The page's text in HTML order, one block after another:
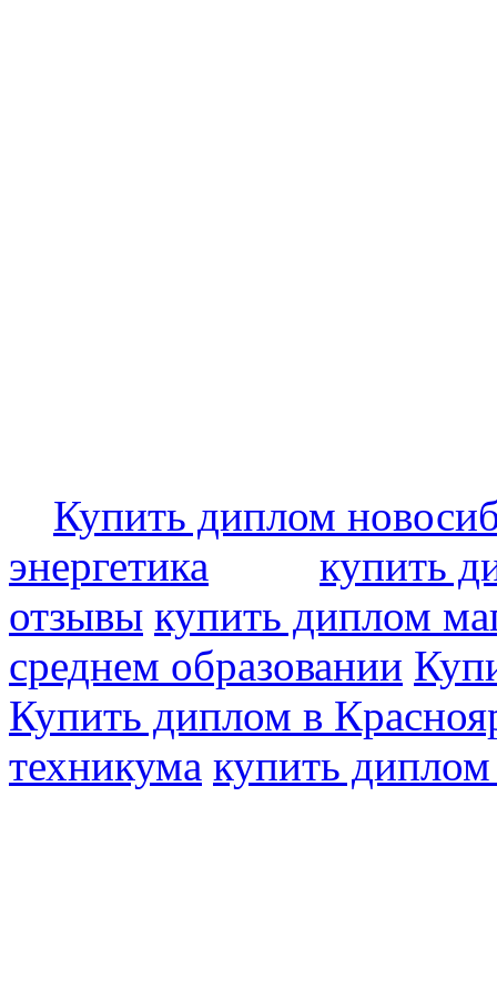
Купить диплом
энергетика
купить
отзывы купить диплом
среднем образовании
Купить диплом в
техникума купить